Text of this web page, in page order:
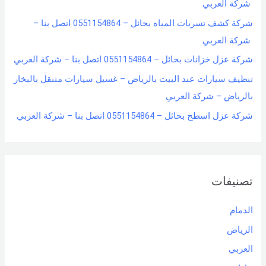
شركة العربي
شركة كشف تسربات المياه بحائل – 0551154864 اتصل بنا –
شركة العربي
شركة عزل خزانات بحائل – 0551154864 اتصل بنا – شركة العربي
تنظيف سيارات عند البيت بالرياض – غسيل سيارات متنقل بالبخار
بالرياض – شركة العربي
شركة عزل اسطح بحائل – 0551154864 اتصل بنا – شركة العربي
تصنيفات
الدمام
الرياض
العربي